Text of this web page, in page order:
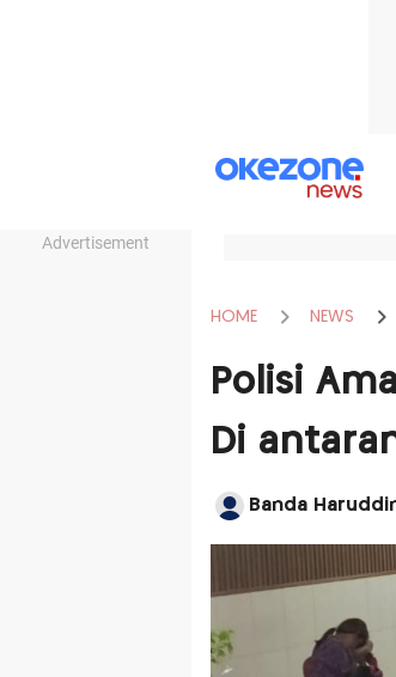
Advertisement
HOME NEWS
Polisi
Di
Banda